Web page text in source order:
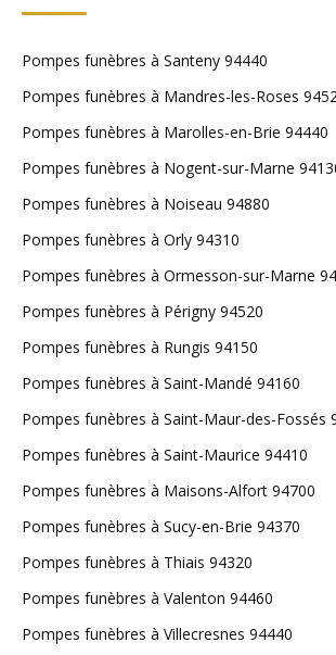
Pompes funèbres à Santeny 94440
Pompes funèbres à Mandres-les-Roses
Pompes funèbres à Marolles-en-Brie 94440
Pompes funèbres à Nogent-sur-Marne
Pompes funèbres à Noiseau 94880
Pompes funèbres à Orly 94310
Pompes funèbres à Ormesson-sur-Marne
Pompes funèbres à Périgny 94520
Pompes funèbres à Rungis 94150
Pompes funèbres à Saint-Mandé 94160
Pompes funèbres à Saint-Maur-des-Fossés
Pompes funèbres à Saint-Maurice 94410
Pompes funèbres à Maisons-Alfort 94700
Pompes funèbres à Sucy-en-Brie 94370
Pompes funèbres à Thiais 94320
Pompes funèbres à Valenton 94460
Pompes funèbres à Villecresnes 94440